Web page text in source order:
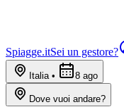
Spiagge.itSei un gestore?
Italia• 8 ago
Dove vuoi andare?